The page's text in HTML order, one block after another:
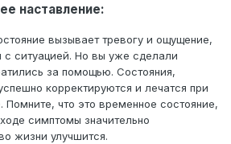
наставление:
вызывает тревогу и ощущение,
с ситуацией. Но вы уже сделали
за помощью. Состояния,
корректируются и лечатся при
Помните, что это временное состояние,
симптомы значительно
жизни улучшится.